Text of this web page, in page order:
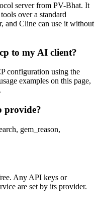
server from PV-Bhat. It
over a standard
and Cline can use it without
to my AI client?
configuration using the
examples on this page,
provide?
gem_reason,
Any API keys or
are set by its provider.